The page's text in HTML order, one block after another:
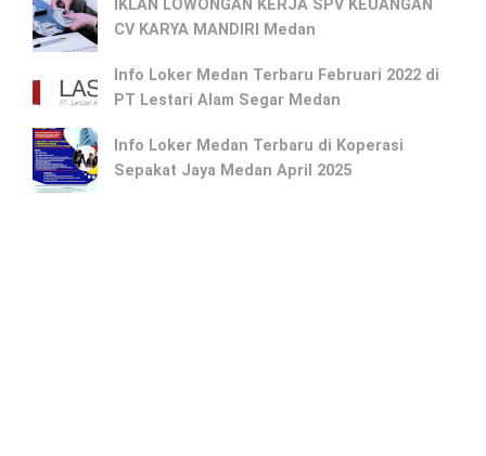
IKLAN LOWONGAN KERJA SPV KEUANGAN
CV KARYA MANDIRI Medan
Info Loker Medan Terbaru Februari 2022 di
PT Lestari Alam Segar Medan
Info Loker Medan Terbaru di Koperasi
Sepakat Jaya Medan April 2025